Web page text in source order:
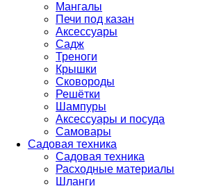
Мангалы
Печи под казан
Аксессуары
Садж
Треноги
Крышки
Сковороды
Решётки
Шампуры
Аксессуары и посуда
Самовары
Садовая техника
Садовая техника
Расходные материалы
Шланги